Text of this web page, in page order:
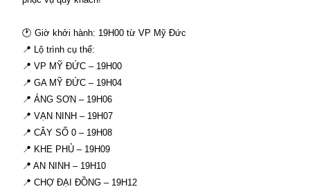
🕐 Giờ khởi hành: 19H00 từ VP Mỹ Đức
📍 Lộ trình cụ thể:
📍 VP MỸ ĐỨC – 19H00
📍 GA MỸ ĐỨC – 19H04
📍 ÁNG SƠN – 19H06
📍 VẠN NINH – 19H07
📍 CÂY SỐ 0 – 19H08
📍 KHE PHỦ – 19H09
📍 AN NINH – 19H10
📍 CHỢ ĐẠI ĐỒNG – 19H12